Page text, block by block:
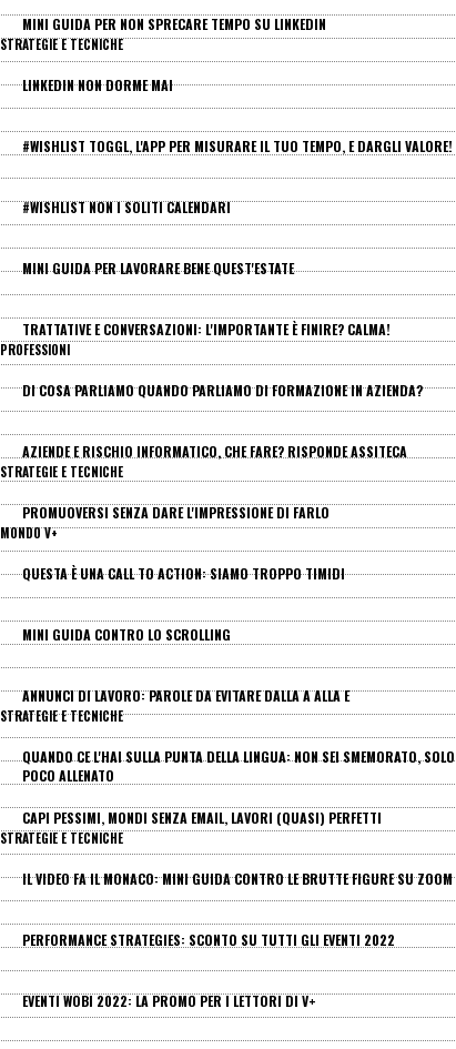
MINI GUIDA PER NON SPRECARE TEMPO SU LINKEDIN
STRATEGIE E TECNICHE
LINKEDIN NON DORME MAI
#WISHLIST TOGGL, L'APP PER MISURARE IL TUO TEMPO, E DARGLI VALORE!
#WISHLIST NON I SOLITI CALENDARI
MINI GUIDA PER LAVORARE BENE QUEST'ESTATE
TRATTATIVE E CONVERSAZIONI: L'IMPORTANTE È FINIRE? CALMA!
PROFESSIONI
DI COSA PARLIAMO QUANDO PARLIAMO DI FORMAZIONE IN AZIENDA?
AZIENDE E RISCHIO INFORMATICO, CHE FARE? RISPONDE ASSITECA
STRATEGIE E TECNICHE
PROMUOVERSI SENZA DARE L'IMPRESSIONE DI FARLO
MONDO V+
QUESTA È UNA CALL TO ACTION: SIAMO TROPPO TIMIDI
MINI GUIDA CONTRO LO SCROLLING
ANNUNCI DI LAVORO: PAROLE DA EVITARE DALLA A ALLA E
STRATEGIE E TECNICHE
QUANDO CE L'HAI SULLA PUNTA DELLA LINGUA: NON SEI SMEMORATO, SOLO
POCO ALLENATO
CAPI PESSIMI, MONDI SENZA EMAIL, LAVORI (QUASI) PERFETTI
STRATEGIE E TECNICHE
IL VIDEO FA IL MONACO: MINI GUIDA CONTRO LE BRUTTE FIGURE SU ZOOM
PERFORMANCE STRATEGIES: SCONTO SU TUTTI GLI EVENTI 2022
EVENTI WOBI 2022: LA PROMO PER I LETTORI DI V+